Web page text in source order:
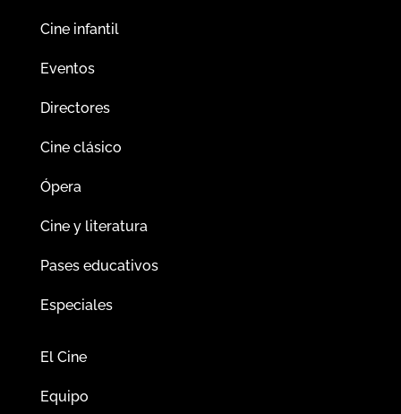
Cine infantil
Eventos
Directores
Cine clásico
Ópera
Cine y literatura
Pases educativos
Especiales
El Cine
Equipo